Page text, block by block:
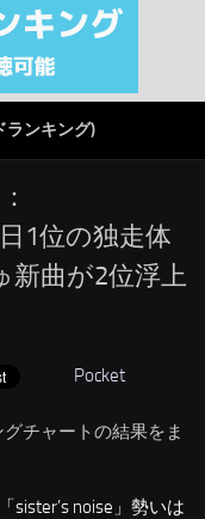
ランキング)
1位の独走体
新曲が2位浮上
Pocket
チャートの結果をま
sister’s noise」勢いは